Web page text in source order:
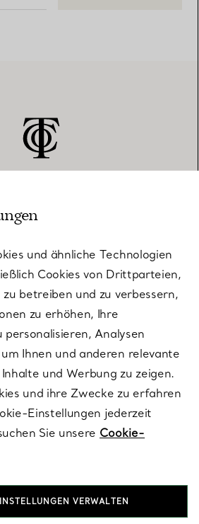
und ähnliche Technologien
Cookies von Drittparteien,
betreiben und zu verbessern,
zu erhöhen, Ihre
Analysen
Ihnen und anderen relevante
und Werbung zu zeigen.
und ihre Zwecke zu erfahren
Einstellungen jederzeit
Sie unsere Cookie-
VERWALTEN